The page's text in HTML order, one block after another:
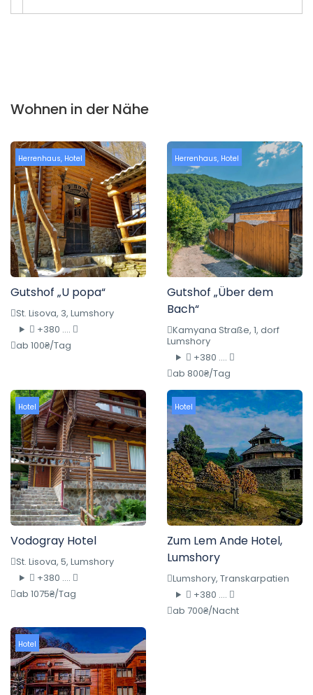
Wohnen in der Nähe
Herrenhaus, Hotel
Gutshof „U popa“
St. Lisova, 3, Lumshory
+380 ....
ab 100₴/Tag
Herrenhaus, Hotel
Gutshof „Über dem
Bach“
Kamyana Straße, 1, dorf
Lumshory
+380 ....
ab 800₴/Tag
Hotel
Vodogray Hotel
St. Lisova, 5, Lumshory
+380 ....
ab 1075₴/Tag
Hotel
Zum Lem Ande Hotel,
Lumshory
Lumshory, Transkarpatien
+380 ....
ab 700₴/Nacht
Hotel